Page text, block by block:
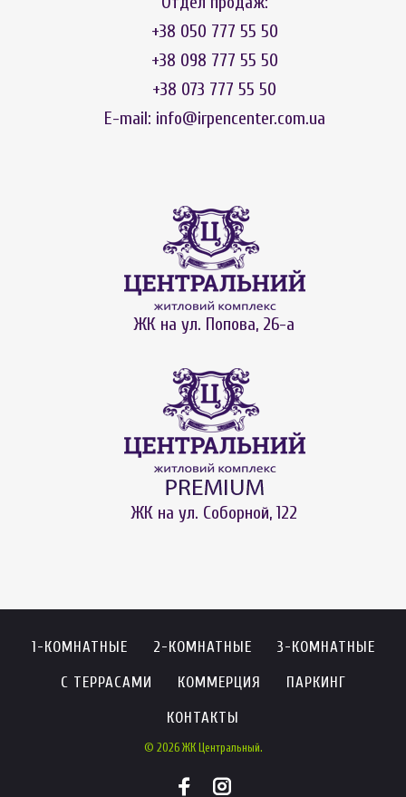
+38 050 777 55 50
+38 098 777 55 50
+38 073 777 55 50
E-mail: info@irpencenter.com.ua
ЖК на ул. Попова, 26-а
ЖК на ул. Соборной, 122
1-КОМНАТНЫЕ 2-КОМНАТНЫЕ 3-КОМНАТНЫЕ
С ТЕРРАСАМИ КОММЕРЦИЯ ПАРКИНГ
КОНТАКТЫ
© 2026 ЖК Центральный.